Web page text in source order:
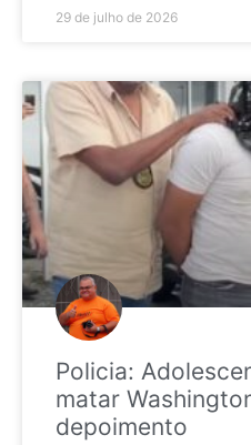
29 de julho de 2026
Policia:
matar
depoimento